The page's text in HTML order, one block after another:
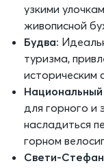
узкими
живописной
Будва:
туризма,
историческим
для горного и
насладиться
горном
Свети-